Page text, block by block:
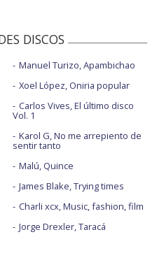
DISCOS
Manuel Turizo, Apambichao
Xoel López, Oniria popular
Carlos Vives, El último disco
Vol. 1
Karol G, No me arrepiento de
sentir tanto
Malú, Quince
James Blake, Trying times
Charli xcx, Music, fashion, film
Jorge Drexler, Taracá